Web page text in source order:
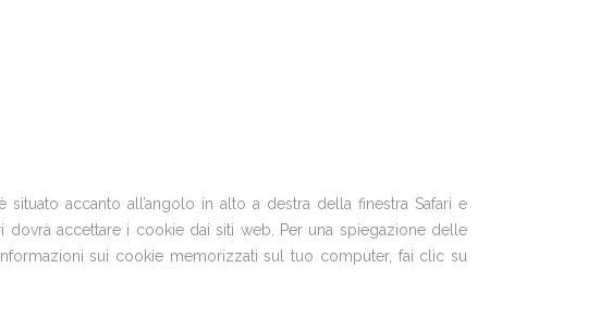
accanto all’angolo in alto a destra della finestra Safari e
dovrà accettare i cookie dai siti web. Per una spiegazione delle
sui cookie memorizzati sul tuo computer, fai clic su